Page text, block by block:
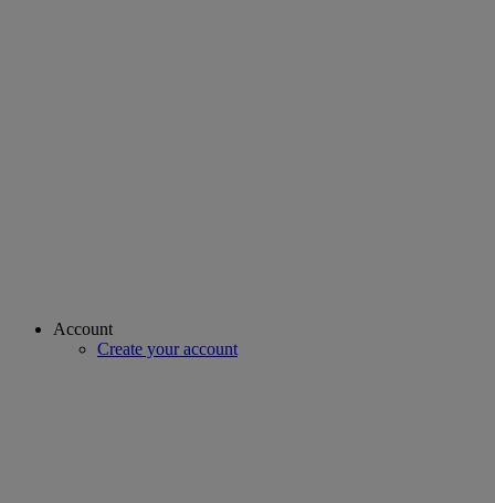
Account
Create your account